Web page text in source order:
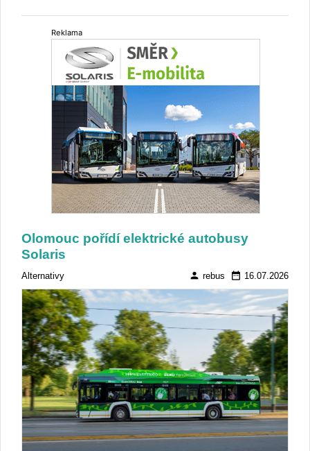
bezemisní provoz v místní městské dopravě.
Smlouva zahrnuje opci na dalších devět
trolejbusů.
Reklama
Olomouc pořídí elektrické autobusy
Solaris
Alternativy person rebus date_range 16.07.2026